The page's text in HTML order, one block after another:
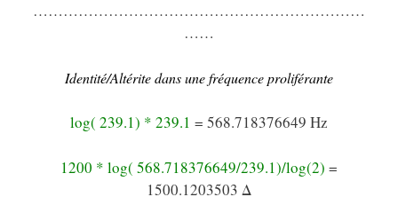
…………………………………………………………
……
Identité/Altérite dans une fréquence proliférante
log( 239.1) * 239.1 = 568.718376649 Hz
1200 * log( 568.718376649/239.1)/log(2) =
1500.1203503 Δ